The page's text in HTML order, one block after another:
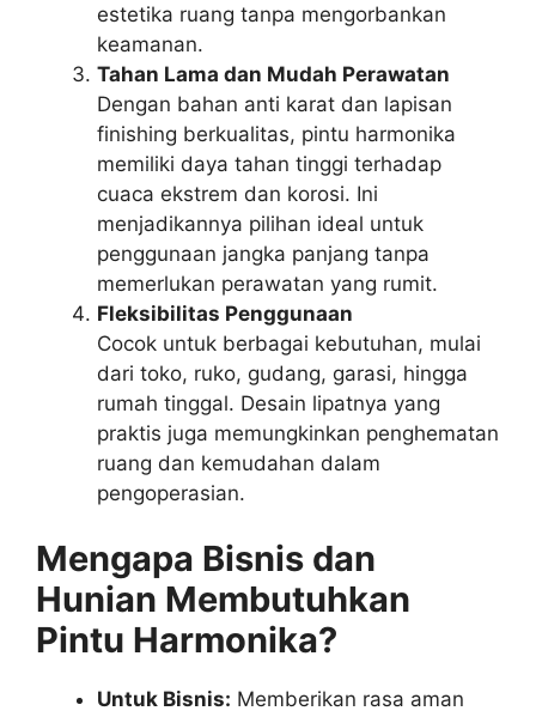
estetika ruang tanpa mengorbankan
keamanan.
Tahan Lama dan Mudah Perawatan
Dengan bahan anti karat dan lapisan
finishing berkualitas, pintu harmonika
memiliki daya tahan tinggi terhadap
cuaca ekstrem dan korosi. Ini
menjadikannya pilihan ideal untuk
penggunaan jangka panjang tanpa
memerlukan perawatan yang rumit.
Fleksibilitas Penggunaan
Cocok untuk berbagai kebutuhan, mulai
dari toko, ruko, gudang, garasi, hingga
rumah tinggal. Desain lipatnya yang
praktis juga memungkinkan penghematan
ruang dan kemudahan dalam
pengoperasian.
Mengapa Bisnis dan
Hunian Membutuhkan
Pintu Harmonika?
Untuk Bisnis: Memberikan rasa aman